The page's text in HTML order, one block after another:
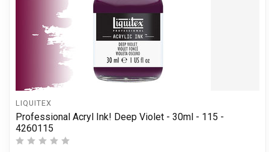
LIQUITEX
Professional Acryl Ink! Deep Violet - 30ml - 115 -
4260115